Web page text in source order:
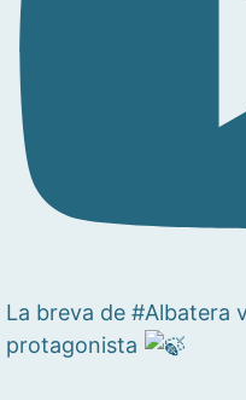
La breva de #Albatera
protagonista